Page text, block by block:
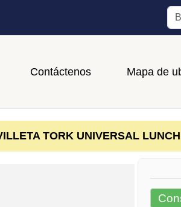
Contáctenos Mapa de
TORK UNIVERSAL